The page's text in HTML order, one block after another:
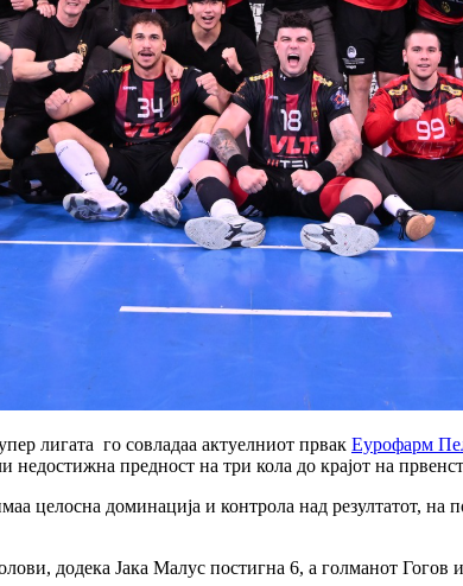
лигата го совладаа актуелниот првак Еурофарм
предност на три кола до крајот на
целосна доминација и контрола над резултатот, на
додека Јака Малус постигна 6, а голманот Гогов